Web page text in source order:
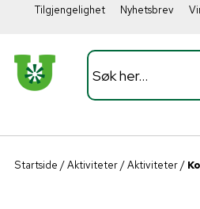
Tilgjengelighet Nyhetsbrev
Startside /Aktiviteter/Aktiviteter/